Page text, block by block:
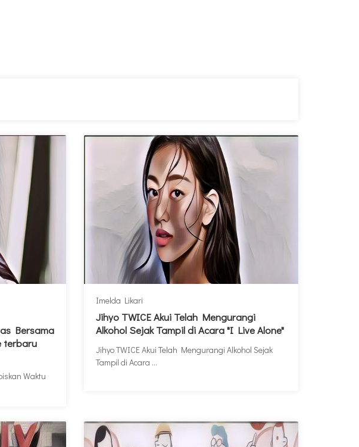
Bersama
terbaru
Waktu
Imelda Likari
Jihyo TWICE Akui Telah Mengurangi
Alkohol Sejak Tampil di Acara "I Live Alone"
Jihyo TWICE Akui Telah Mengurangi Alkohol Sejak
Tampil di Acara ...